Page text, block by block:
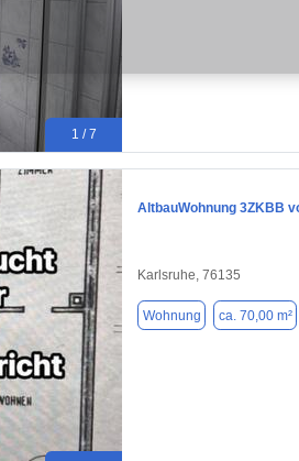
1 / 7
AltbauWohnung 3ZKBB
Karlsruhe, 76135
Wohnung ca. 70,00 m²